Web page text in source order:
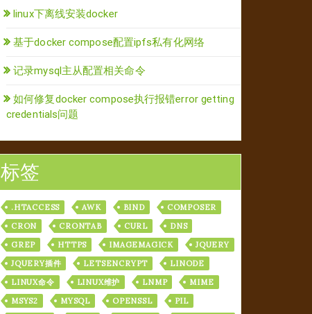
linux下离线安装docker
基于docker compose配置ipfs私有化网络
记录mysql主从配置相关命令
如何修复docker compose执行报错error getting
credentials问题
标签
.HTACCESS AWK BIND
COMPOSER
CRON
CRONTAB CURL
DNS
GREP
HTTPS IMAGEMAGICK
JQUERY
JQUERY插件
LETSENCRYPT
LINODE
LINUX命令
LINUX维护 LNMP
MIME
MSYS2
MYSQL OPENSSL
PIL